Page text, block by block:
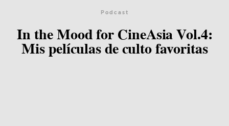
Podcast
In the Mood for CineAsia Vol.4:
Mis películas de culto favoritas